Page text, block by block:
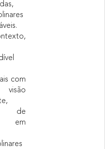
com
de
em